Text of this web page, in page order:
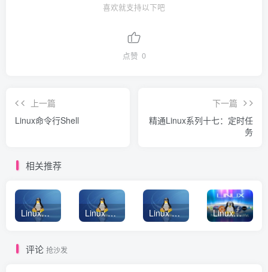
喜欢就支持以下吧
点赞 0
上一篇
Linux命令行Shell
下一篇
精通Linux系列十七：定时任
务
相关推荐
Linux入侵检测与应急响应：安全事件排查实战手册 Linux 服务器部署后的必备配置与优化指南 Linux 运维高频 100 条命令 Linux系统配置优化：实用技巧大揭秘
评论 抢沙发